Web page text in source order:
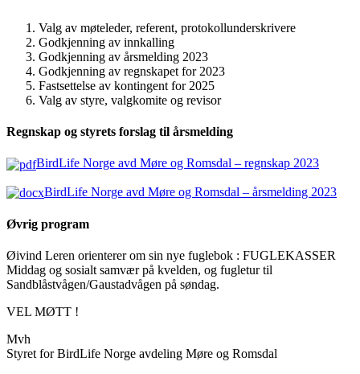
Valg av møteleder, referent, protokollunderskrivere
Godkjenning av innkalling
Godkjenning av årsmelding 2023
Godkjenning av regnskapet for 2023
Fastsettelse av kontingent for 2025
Valg av styre, valgkomite og revisor
Regnskap og styrets forslag til årsmelding
BirdLife Norge avd Møre og Romsdal – regnskap 2023
BirdLife Norge avd Møre og Romsdal – årsmelding 2023
Øvrig program
Øivind Leren orienterer om sin nye fuglebok : FUGLEKASSER
Middag og sosialt samvær på kvelden, og fugletur til
Sandblåstvågen/Gaustadvågen på søndag.
VEL MØTT !
Mvh
Styret for BirdLife Norge avdeling Møre og Romsdal